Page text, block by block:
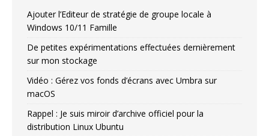
Ajouter l’Editeur de stratégie de groupe locale à
Windows 10/11 Famille
De petites expérimentations effectuées dernièrement
sur mon stockage
Vidéo : Gérez vos fonds d’écrans avec Umbra sur
macOS
Rappel : Je suis miroir d’archive officiel pour la
distribution Linux Ubuntu